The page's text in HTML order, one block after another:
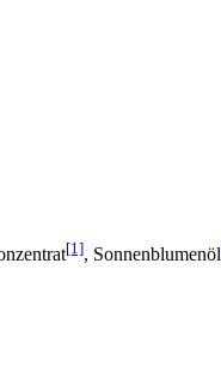
[1], Sonnenblumenöl